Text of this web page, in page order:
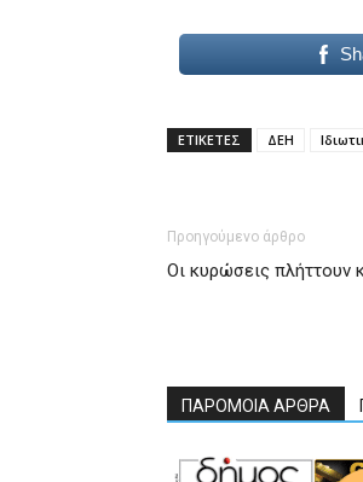
ΕΤΙΚΕΤΕΣ ΔΕΗ
Προηγούμενο άρθρο
Οι κυρώσεις πλήττουν
ΠΑΡΟΜΟΙΑ ΑΡΘΡΑ